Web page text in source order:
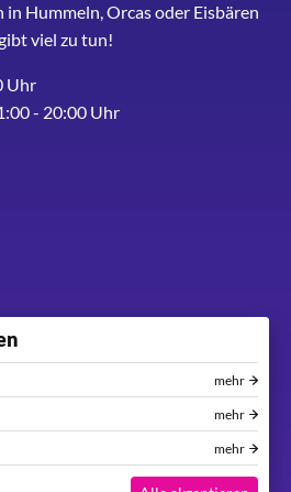
in Hummeln, Orcas oder Eisbären
viel zu tun!
Uhr
- 20:00 Uhr
mehr
mehr
mehr